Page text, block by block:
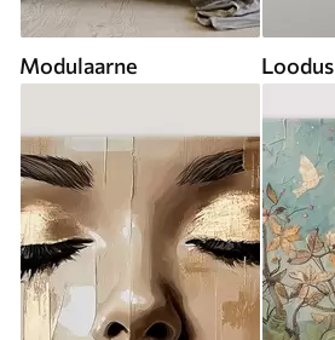
Modulaarne Loodus